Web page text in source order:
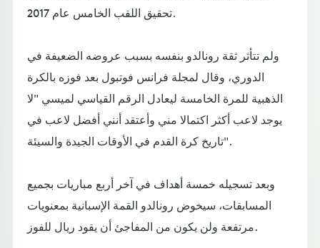
تحقيق اللقب الخامس عام 2017.
ولم تتأثر ثقة رونالدو بنفسه بسبب عروضه الضعيفة في
الدوري، وقال لمجلة فرانس فوتبول بعد فوزه بالكرة
الذهبية للمرة الخامسة ليعادل الرقم القياسي لميسي "لا
يوجد لاعب أكثر اكتمالا مني وأعتقد أنني أفضل لاعب في
تاريخ كرة القدم في الأوقات الجيدة والسيئة".
وبعد تسجيله خمسة أهداف في آخر أربع مباريات بجميع
المسابقات، سيخوض رونالدو القمة الإسبانية بمعنويات
مرتفعة ولن يكون من المفاجئ أن يقود ريال للفوز.